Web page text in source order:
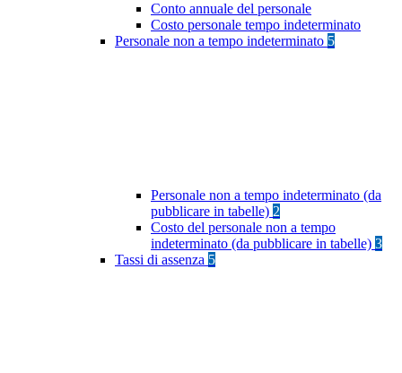
Conto annuale del personale
Costo personale tempo indeterminato
Personale non a tempo indeterminato 5
Personale non a tempo indeterminato (da
pubblicare in tabelle) 2
Costo del personale non a tempo
indeterminato (da pubblicare in tabelle) 3
Tassi di assenza 5